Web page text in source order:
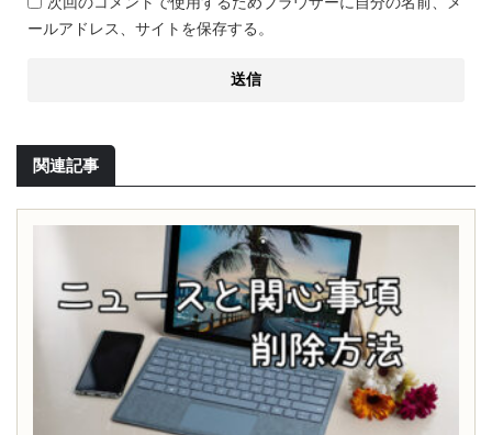
ールアドレス、サイトを保存する。
関連記事